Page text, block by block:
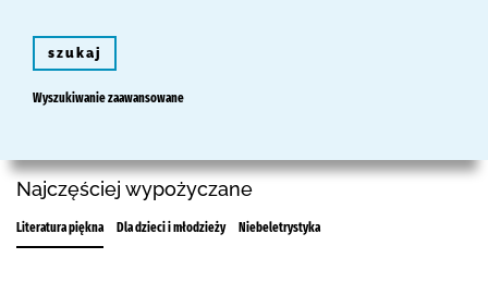
szukaj
Wyszukiwanie zaawansowane
Najczęściej wypożyczane
Literatura piękna Dla dzieci i młodzieży Niebeletrystyka